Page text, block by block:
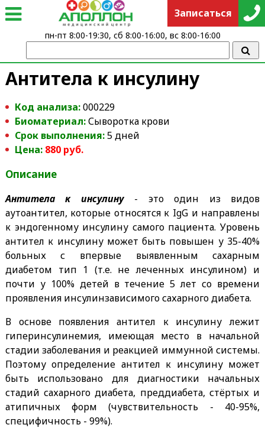
Антитела к инсулину
Код анализа:000229
Биоматериал:Сыворотка крови
Срок выполнения:5 дней
Цена: 880 руб.
Описание
Антитела к инсулину- это один из видов
аутоантител, которые относятся к IgG и направлены
к эндогенному инсулину самого пациента. Уровень
антител к инсулину может быть повышен у 35-40%
больных с впервые выявленным сахарным
диабетом тип 1 (т.е. не леченных инсулином) и
почти у 100% детей в течение 5 лет со времени
проявления инсулинзависимого сахарного диабета.
В основе появления антител к инсулину лежит
гиперинсулинемия, имеющая место в начальной
стадии заболевания и реакцией иммунной системы.
Поэтому определение антител к инсулину может
быть использовано для диагностики начальных
стадий сахарного диабета, преддиабета, стёртых и
атипичных форм (чувствительность - 40-95%,
специфичность - 99%).
Записаться
пн-пт 8:00-19:30, сб 8:00-16:00, вс 8:00-16:00